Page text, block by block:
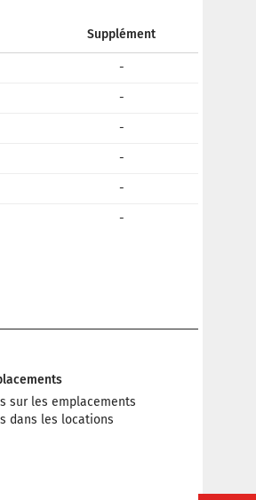
Supplément
-
-
-
-
-
-
sur les emplacements
dans les locations